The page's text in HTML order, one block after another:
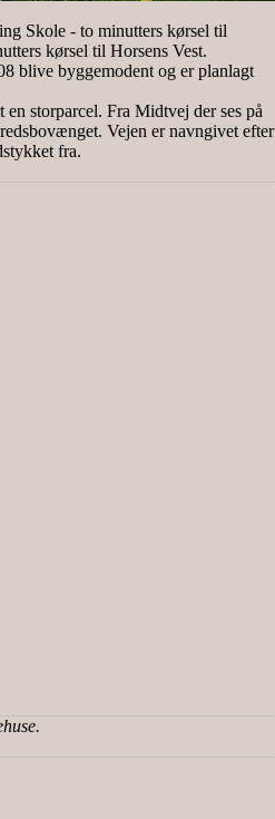
Skole - to minutters kørsel til
kørsel til Horsens Vest.
blive byggemodent og er planlagt
storparcel. Fra Midtvej der ses på
Vejen er navngivet efter
fra.